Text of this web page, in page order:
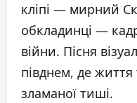
кліпі — мирний
обкладинці —
війни. Пісня
півднем, де життя
зламаної тиші.